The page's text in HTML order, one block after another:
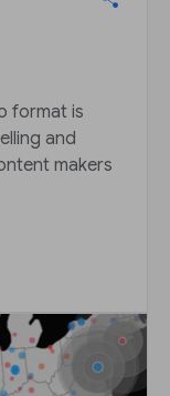
format is
and
makers